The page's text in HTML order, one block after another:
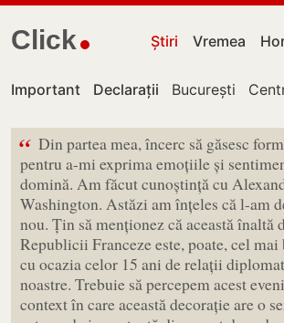
Click Știri Vremea
Important Declarații București
“ Din partea mea, încerc să găsesc
pentru a-mi exprima emoțiile și
domină. Am făcut cunoștință cu
Washington. Astăzi am înțeles că l-am
nou. Țin să menționez că această înaltă
Republicii Franceze este, poate, cel
cu ocazia celor 15 ani de relații
noastre. Trebuie să percepem acest
context în care această decorație are o